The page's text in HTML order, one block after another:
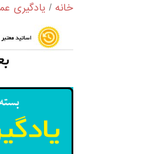
خانه / یادگیری